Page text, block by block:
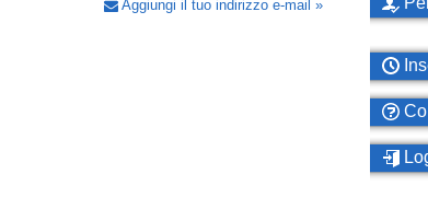
Aggiungi il tuo indirizzo e-mail »